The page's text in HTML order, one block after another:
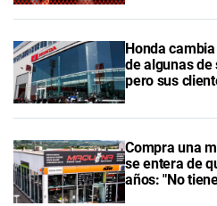
Honda
de algunas
pero sus
Compra una
se entera de
años: "No